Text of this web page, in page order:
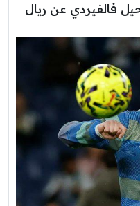
فالفيردي عن ريال